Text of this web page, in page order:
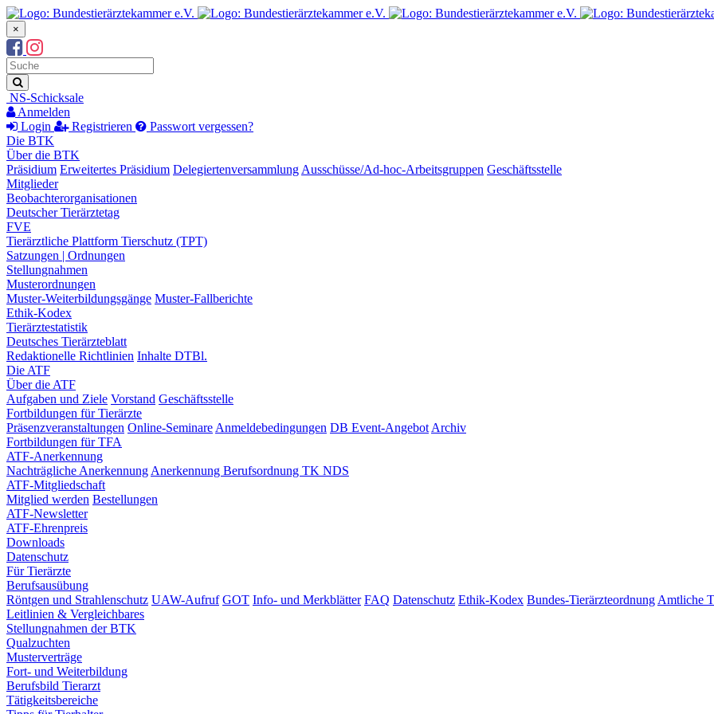
×
Suchbegriff
Suche
NS-Schicksale
Anmelden
Login
Registrieren
Passwort vergessen?
Die BTK
Über die BTK
Präsidium Erweitertes Präsidium Delegiertenversammlung Ausschüsse/Ad-hoc-Arbeitsgruppen Geschäftsstelle
Mitglieder
Beobachterorganisationen
Deutscher Tierärztetag
FVE
Tierärztliche Plattform Tierschutz (TPT)
Satzungen | Ordnungen
Stellungnahmen
Musterordnungen
Muster-Weiterbildungsgänge Muster-Fallberichte
Ethik-Kodex
Tierärztestatistik
Deutsches Tierärzteblatt
Redaktionelle Richtlinien Inhalte DTBl.
Die ATF
Über die ATF
Aufgaben und Ziele Vorstand Geschäftsstelle
Fortbildungen für Tierärzte
Präsenzveranstaltungen Online-Seminare Anmeldebedingungen DB Event-Angebot Archiv
Fortbildungen für TFA
ATF-Anerkennung
Nachträgliche Anerkennung Anerkennung Berufsordnung TK NDS
ATF-Mitgliedschaft
Mitglied werden Bestellungen
ATF-Newsletter
ATF-Ehrenpreis
Downloads
Datenschutz
Für Tierärzte
Berufsausübung
Röntgen und Strahlenschutz UAW-Aufruf GOT Info- und Merkblätter FAQ Datenschutz Ethik-Kodex Bundes-Tierärzteordnung Amtliche
Leitlinien & Vergleichbares
Stellungnahmen der BTK
Qualzuchten
Musterverträge
Fort- und Weiterbildung
Berufsbild Tierarzt
Tätigkeitsbereiche